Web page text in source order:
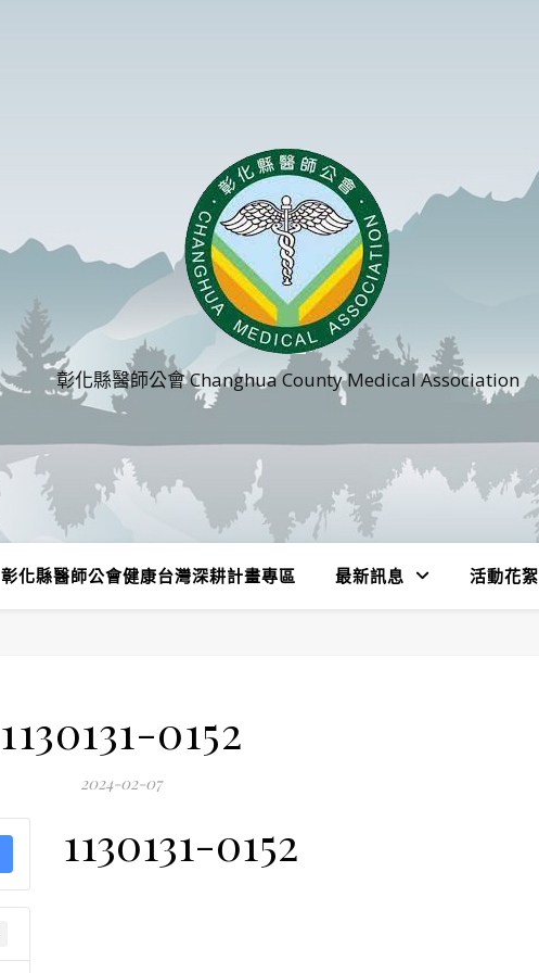
彰化縣醫師公會 Changhua County Medical Association
彰化縣醫師公會健康台灣深耕計畫專區 最新訊息 活動花絮
1130131-0152
2024-02-07
1130131-0152